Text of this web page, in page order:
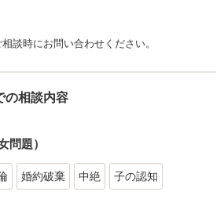
談時にお問い合わせください。
の相談内容
問題）
婚約破棄 中絶 子の認知